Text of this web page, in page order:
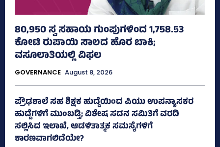
80,950 ಸ್ವ ಸಹಾಯ ಗುಂಪುಗಳಿಂದ 1,758.53
ಕೋಟಿ ರುಪಾಯಿ ಸಾಲದ ಹೊರ ಬಾಕಿ;
ವಸೂಲಾತಿಯಲ್ಲಿ ವಿಫಲ
GOVERNANCE August 8, 2026
ಪ್ರೌಢಶಾಲೆ ಸಹ ಶಿಕ್ಷಕ ಹುದ್ದೆಯಿಂದ ಪಿಯು ಉಪನ್ಯಾಸಕರ
ಹುದ್ದೆಗಳಿಗೆ ಮುಂಬಡ್ತಿ; ವಿಶೇಷ ಸದನ ಸಮಿತಿಗೆ ವರದಿ
ಸಲ್ಲಿಸಿದ ಇಲಾಖೆ, ಆಡಳಿತಾತ್ಮಕ ಸಮಸ್ಯೆಗಳಿಗೆ
ಕಾರಣವಾಗಲಿದೆಯೇ?